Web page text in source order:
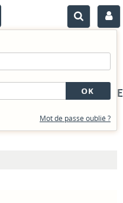
PORTAIL DOCUMENTAIRE
Mot de passe oublié ?